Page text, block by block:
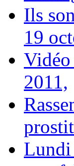
Ils
19
Vidéo
2011,
Lundi